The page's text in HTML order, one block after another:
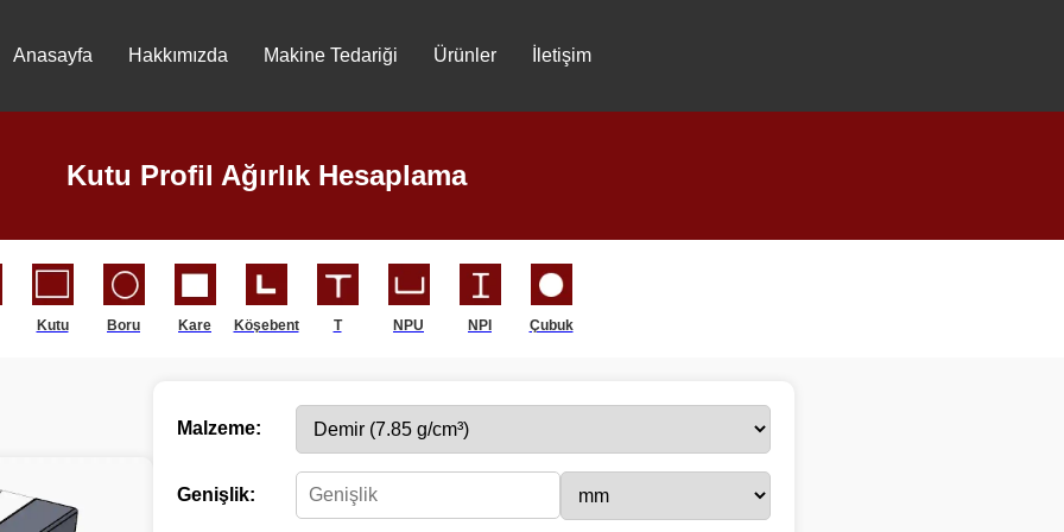
Anasayfa Hakkımızda Makine Tedariği Ürünler İletişim
Kutu Profil Ağırlık Hesaplama
Kutu Boru Kare Köşebent T NPU NPI Çubuk
Malzeme:
Genişlik: